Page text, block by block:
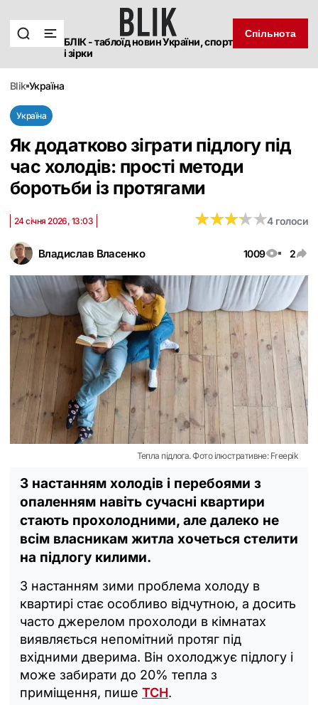
БЛІК - таблоїд новин України, спорт
і зірки
Спільнота
blik україна
Україна
Як додатково зіграти підлогу під
час холодів: прості методи
боротьби із протягами
Владислав Власенко 1009 2
24 січня 2026, 13:03 ★★★★★
★★★★★4 голоси
Тепла підлога. Фото ілюстративне: Freepik
З настанням холодів і перебоями з
опаленням навіть сучасні квартири
стають прохолодними, але далеко не
всім власникам житла хочеться стелити
на підлогу килими.
З настанням зими проблема холоду в
квартирі стає особливо відчутною, а досить
часто джерелом прохолоди в кімнатах
виявляється непомітний протяг під
вхідними дверима. Він охолоджує підлогу і
може забирати до 20% тепла з
приміщення, пише ТСН.